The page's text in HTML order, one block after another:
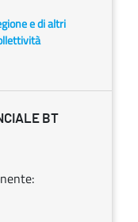
e di altri
BT